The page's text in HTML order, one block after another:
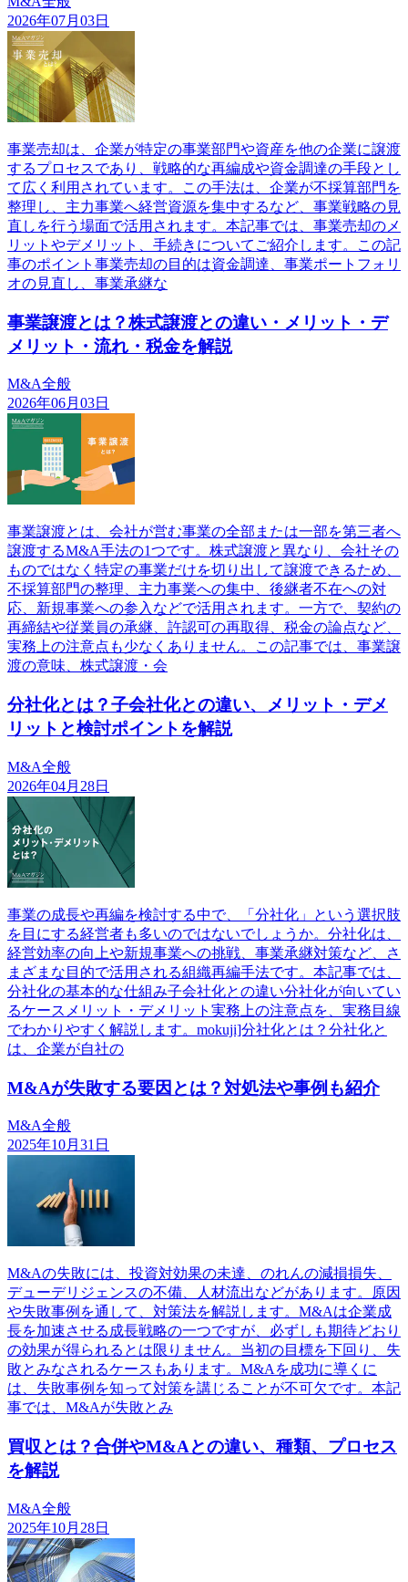
2026年07月03日
事業売却は、企業が特定の事業部門や資産を他の企業に譲渡
するプロセスであり、戦略的な再編成や資金調達の手段とし
て広く利用されています。この手法は、企業が不採算部門を
整理し、主力事業へ経営資源を集中するなど、事業戦略の見
直しを行う場面で活用されます。本記事では、事業売却のメ
リットやデメリット、手続きについてご紹介します。この記
事のポイント事業売却の目的は資金調達、事業ポートフォリ
オの見直し、事業承継な
事業譲渡とは？株式譲渡との違い・メリット・デ
メリット・流れ・税金を解説
M&A全般
2026年06月03日
事業譲渡とは、会社が営む事業の全部または一部を第三者へ
譲渡するM&A手法の1つです。株式譲渡と異なり、会社その
ものではなく特定の事業だけを切り出して譲渡できるため、
不採算部門の整理、主力事業への集中、後継者不在への対
応、新規事業への参入などで活用されます。一方で、契約の
再締結や従業員の承継、許認可の再取得、税金の論点など、
実務上の注意点も少なくありません。この記事では、事業譲
渡の意味、株式譲渡・会
分社化とは？子会社化との違い、メリット・デメ
リットと検討ポイントを解説
M&A全般
2026年04月28日
事業の成長や再編を検討する中で、「分社化」という選択肢
を目にする経営者も多いのではないでしょうか。分社化は、
経営効率の向上や新規事業への挑戦、事業承継対策など、さ
まざまな目的で活用される組織再編手法です。本記事では、
分社化の基本的な仕組み子会社化との違い分社化が向いてい
るケースメリット・デメリット実務上の注意点を、実務目線
でわかりやすく解説します。mokuji]分社化とは？分社化と
は、企業が自社の
M&Aが失敗する要因とは？対処法や事例も紹介
M&A全般
2025年10月31日
M&Aの失敗には、投資対効果の未達、のれんの減損損失、
デューデリジェンスの不備、人材流出などがあります。原因
や失敗事例を通して、対策法を解説します。M&Aは企業成
長を加速させる成長戦略の一つですが、必ずしも期待どおり
の効果が得られるとは限りません。当初の目標を下回り、失
敗とみなされるケースもあります。M&Aを成功に導くに
は、失敗事例を知って対策を講じることが不可欠です。本記
事では、M&Aが失敗とみ
買収とは？合併やM&Aとの違い、種類、プロセス
を解説
M&A全般
2025年10月28日